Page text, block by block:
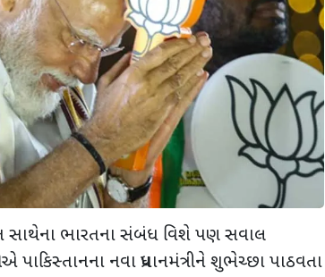
સાથેના ભારતના સંબંધ વિશે પણ સવાલ
નવા પ્રધાનમંત્રીને શુભેચ્છા પાઠવતા